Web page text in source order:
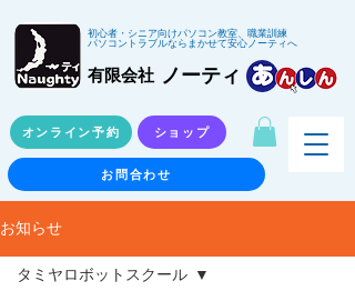
初心者・シニア向けパソコン教室、職業訓練
パソコントラブルならまかせて安心ノーティへ
有限会社 ノーティ
オンライン予約 ショップ
お問合わせ
お知らせ
タミヤロボットスクール